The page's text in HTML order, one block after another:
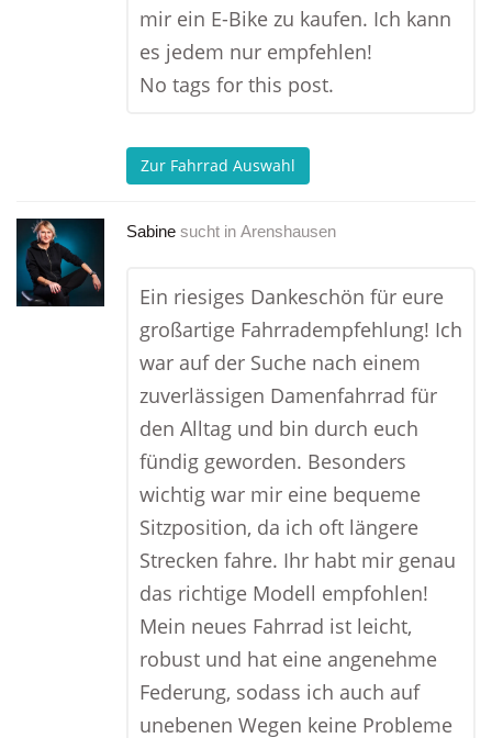
mir ein E-Bike zu kaufen. Ich kann
es jedem nur empfehlen!
No tags for this post.
Zur Fahrrad Auswahl
Sabine sucht in Arenshausen
Ein riesiges Dankeschön für eure
großartige Fahrradempfehlung! Ich
war auf der Suche nach einem
zuverlässigen Damenfahrrad für
den Alltag und bin durch euch
fündig geworden. Besonders
wichtig war mir eine bequeme
Sitzposition, da ich oft längere
Strecken fahre. Ihr habt mir genau
das richtige Modell empfohlen!
Mein neues Fahrrad ist leicht,
robust und hat eine angenehme
Federung, sodass ich auch auf
unebenen Wegen keine Probleme